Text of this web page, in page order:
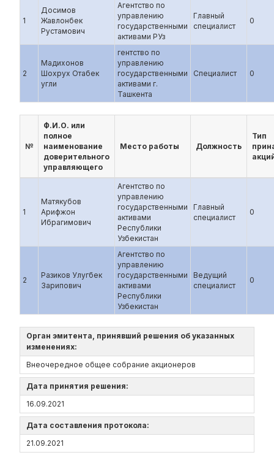
1
Досимов
Жавлонбек
Рустамович
Агентство по
управлению
государственными
активами РУз
Главный
специалист
0
2
Мадихонов
Шохрух Отабек
угли
гентство по
управлению
государственными
активами г.
Ташкента
Специалист 0
№
Ф.И.О. или
полное
наименование
доверительного
управляющего
Место работы Должность
Тип
1
Матякубов
Арифжон
Ибрагимович
Агентство по
управлению
государственными
активами
Республики
Узбекистан
Главный
специалист
0
2
Разиков Улугбек
Зарипович
Агентство по
управлению
государственными
активами
Республики
Узбекистан
Ведущий
специалист
0
Орган эмитента, принявший решения об указанных
изменениях:
Внеочередное общее собрание акционеров
Дата принятия решения:
16.09.2021
Дата составления протокола:
21.09.2021